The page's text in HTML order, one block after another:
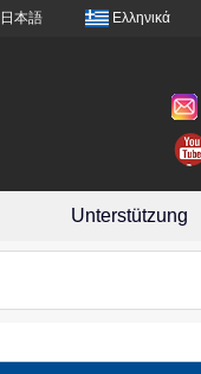
日本語 Ελληνικά
Unterstützung